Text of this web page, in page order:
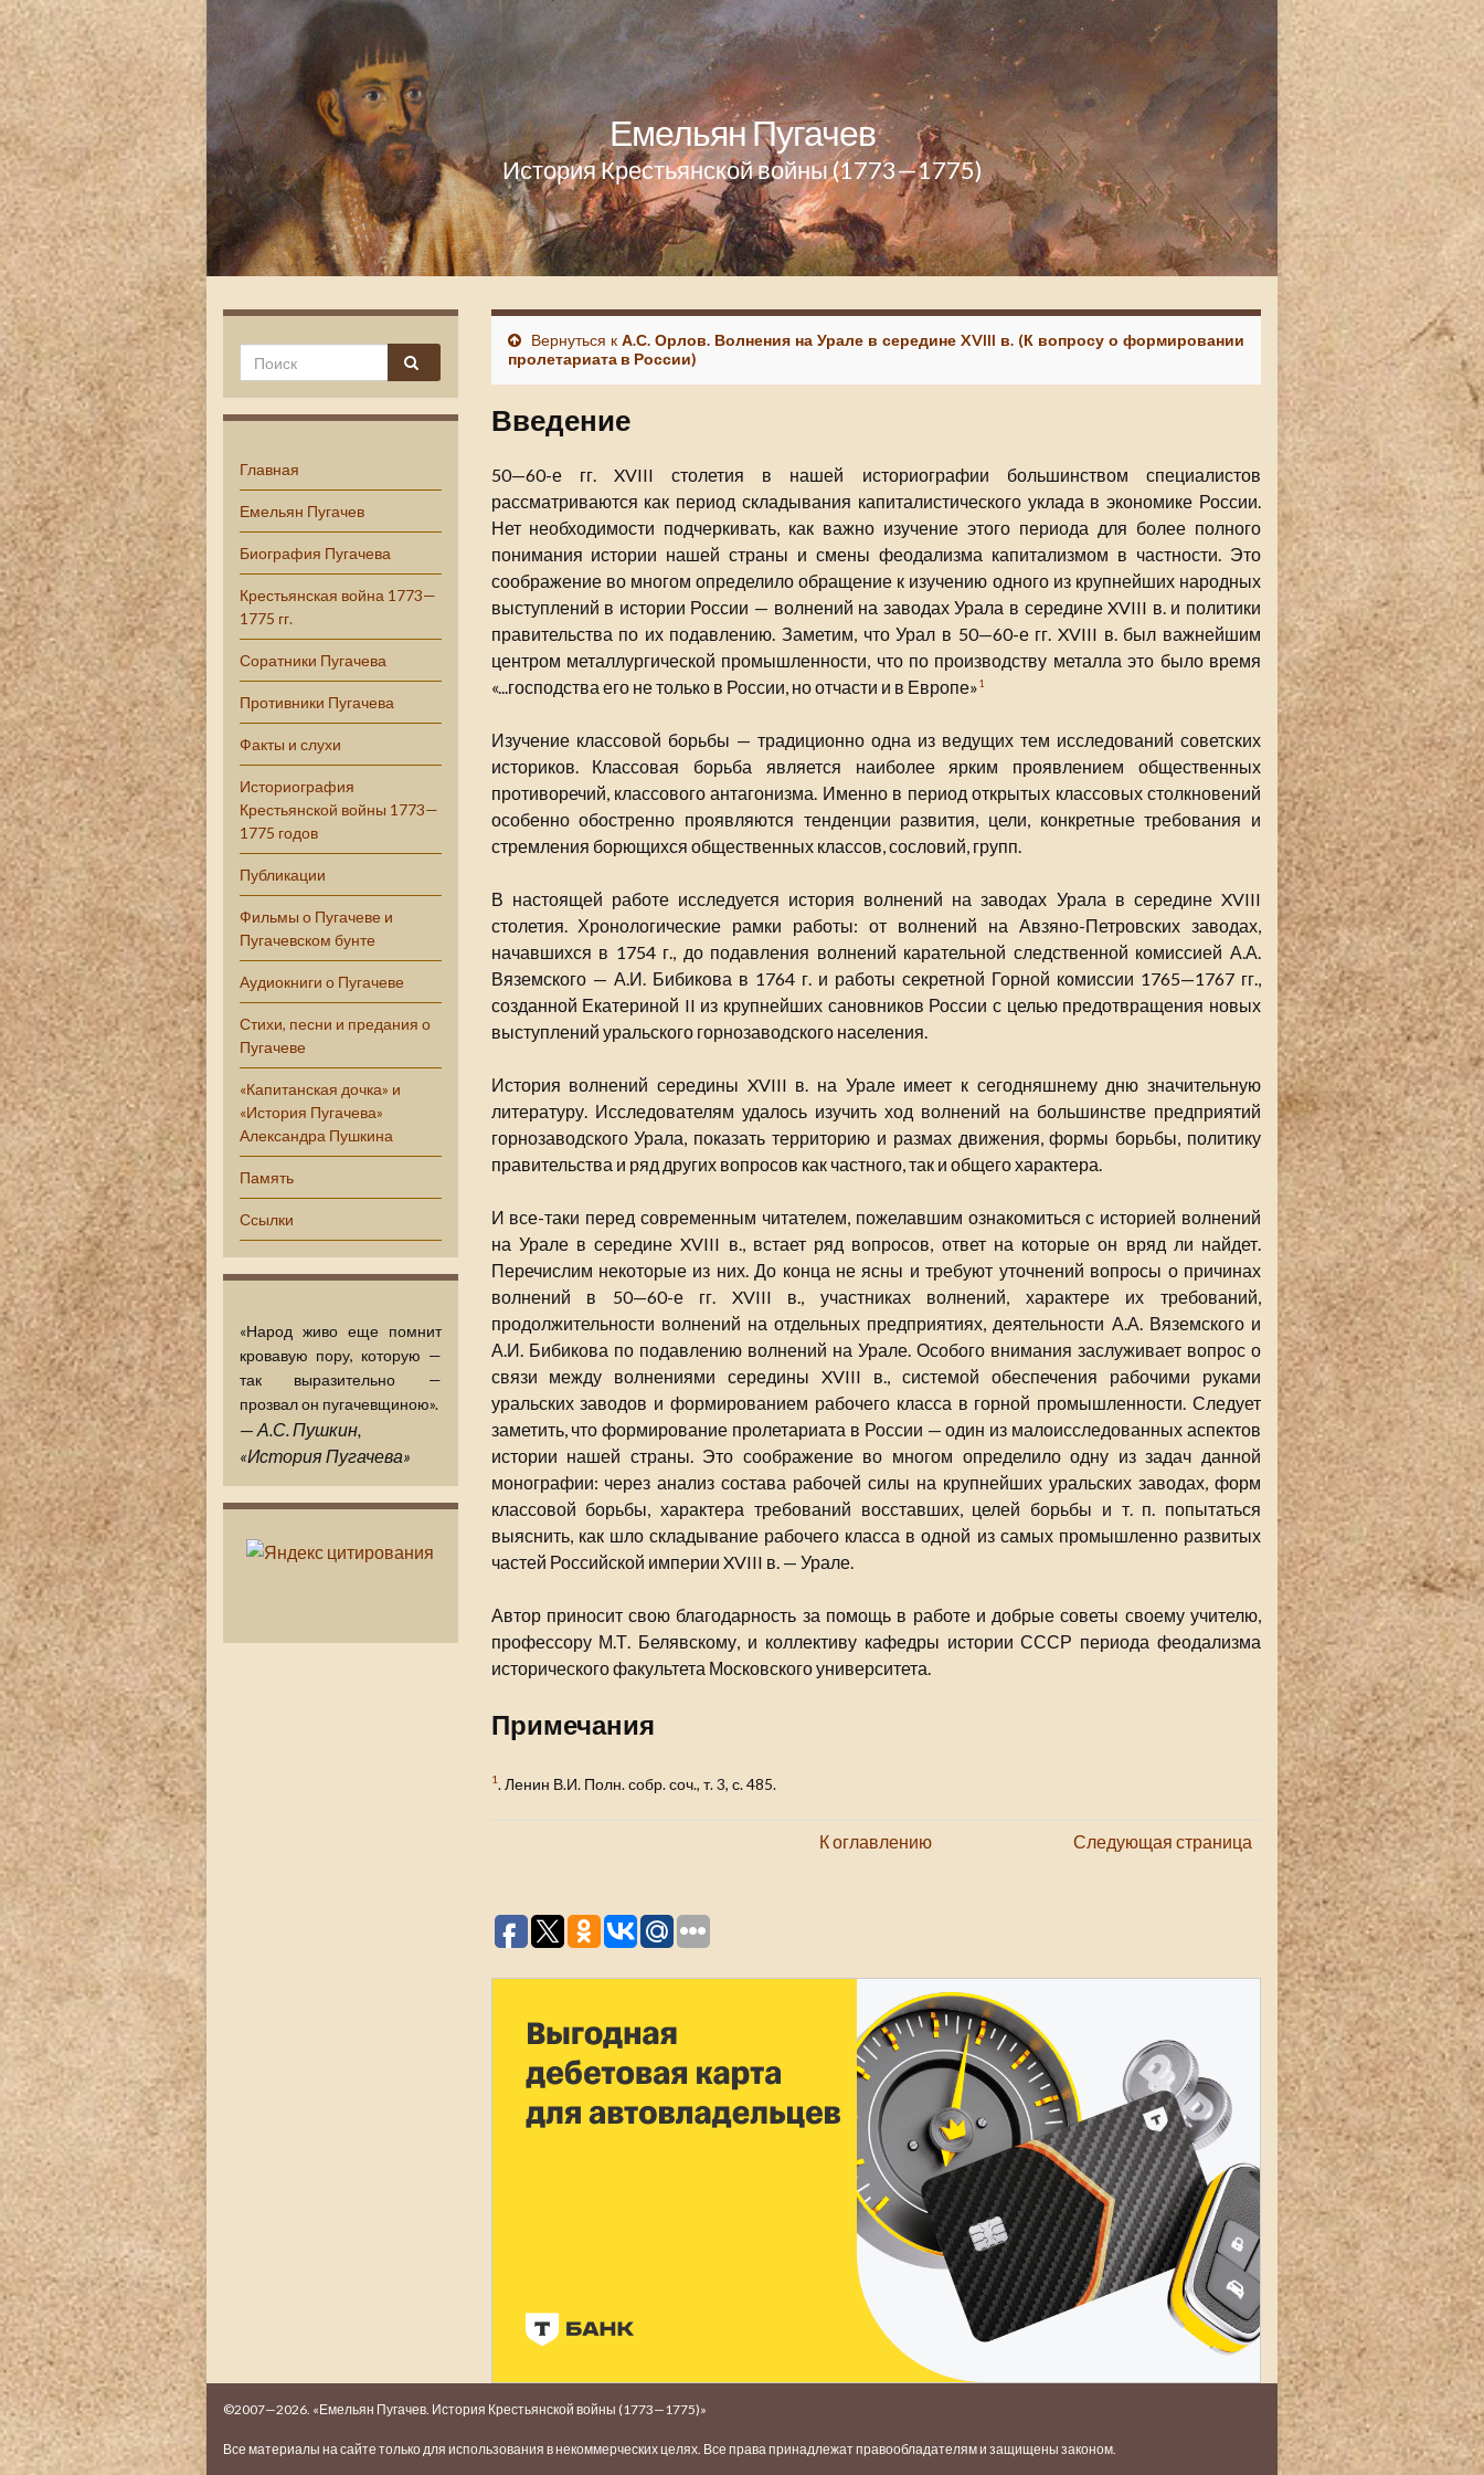
Емельян Пугачев
История Крестьянской войны (1773—1775)
Главная
Емельян Пугачев
Биография Пугачева
Крестьянская война 1773—
1775 гг.
Соратники Пугачева
Противники Пугачева
Факты и слухи
Историография
Крестьянской войны 1773—
1775 годов
Публикации
Фильмы о Пугачеве и
Пугачевском бунте
Аудиокниги о Пугачеве
Стихи, песни и предания о
Пугачеве
«Капитанская дочка» и
«История Пугачева»
Александра Пушкина
Память
Ссылки
«Народ живо еще помнит
кровавую пору, которую —
так выразительно —
прозвал он пугачевщиною».
— А.С. Пушкин,
«История Пугачева»
Вернуться к А.С. Орлов. Волнения на Урале в середине XVIII в. (К вопросу о формировании
пролетариата в России)
Введение
50—60-е гг. XVIII столетия в нашей историографии большинством специалистов
рассматриваются как период складывания капиталистического уклада в экономике России.
Нет необходимости подчеркивать, как важно изучение этого периода для более полного
понимания истории нашей страны и смены феодализма капитализмом в частности. Это
соображение во многом определило обращение к изучению одного из крупнейших народных
выступлений в истории России — волнений на заводах Урала в середине XVIII в. и политики
правительства по их подавлению. Заметим, что Урал в 50—60-е гг. XVIII в. был важнейшим
центром металлургической промышленности, что по производству металла это было время
«...господства его не только в России, но отчасти и в Европе»1
Изучение классовой борьбы — традиционно одна из ведущих тем исследований советских
историков. Классовая борьба является наиболее ярким проявлением общественных
противоречий, классового антагонизма. Именно в период открытых классовых столкновений
особенно обостренно проявляются тенденции развития, цели, конкретные требования и
стремления борющихся общественных классов, сословий, групп.
В настоящей работе исследуется история волнений на заводах Урала в середине XVIII
столетия. Хронологические рамки работы: от волнений на Авзяно-Петровских заводах,
начавшихся в 1754 г., до подавления волнений карательной следственной комиссией А.А.
Вяземского — А.И. Бибикова в 1764 г. и работы секретной Горной комиссии 1765—1767 гг.,
созданной Екатериной II из крупнейших сановников России с целью предотвращения новых
выступлений уральского горнозаводского населения.
История волнений середины XVIII в. на Урале имеет к сегодняшнему дню значительную
литературу. Исследователям удалось изучить ход волнений на большинстве предприятий
горнозаводского Урала, показать территорию и размах движения, формы борьбы, политику
правительства и ряд других вопросов как частного, так и общего характера.
И все-таки перед современным читателем, пожелавшим ознакомиться с историей волнений
на Урале в середине XVIII в., встает ряд вопросов, ответ на которые он вряд ли найдет.
Перечислим некоторые из них. До конца не ясны и требуют уточнений вопросы о причинах
волнений в 50—60-е гг. XVIII в., участниках волнений, характере их требований,
продолжительности волнений на отдельных предприятиях, деятельности А.А. Вяземского и
А.И. Бибикова по подавлению волнений на Урале. Особого внимания заслуживает вопрос о
связи между волнениями середины XVIII в., системой обеспечения рабочими руками
уральских заводов и формированием рабочего класса в горной промышленности. Следует
заметить, что формирование пролетариата в России — один из малоисследованных аспектов
истории нашей страны. Это соображение во многом определило одну из задач данной
монографии: через анализ состава рабочей силы на крупнейших уральских заводах, форм
классовой борьбы, характера требований восставших, целей борьбы и т. п. попытаться
выяснить, как шло складывание рабочего класса в одной из самых промышленно развитых
частей Российской империи XVIII в. — Урале.
Автор приносит свою благодарность за помощь в работе и добрые советы своему учителю,
профессору М.Т. Белявскому, и коллективу кафедры истории СССР периода феодализма
исторического факультета Московского университета.
Примечания
1. Ленин В.И. Полн. собр. соч., т. 3, с. 485.
К оглавлению Следующая страница
©2007—2026. «Емельян Пугачев. История Крестьянской войны (1773—1775)»
Все материалы на сайте только для использования в некоммерческих целях. Все права принадлежат правообладателям и защищены законом.